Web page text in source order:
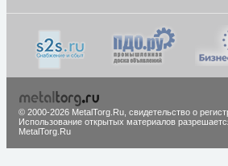
© 2000-2026 MetalTorg.Ru, cвидетельство о
Использование открытых материалов
MetalTorg.Ru